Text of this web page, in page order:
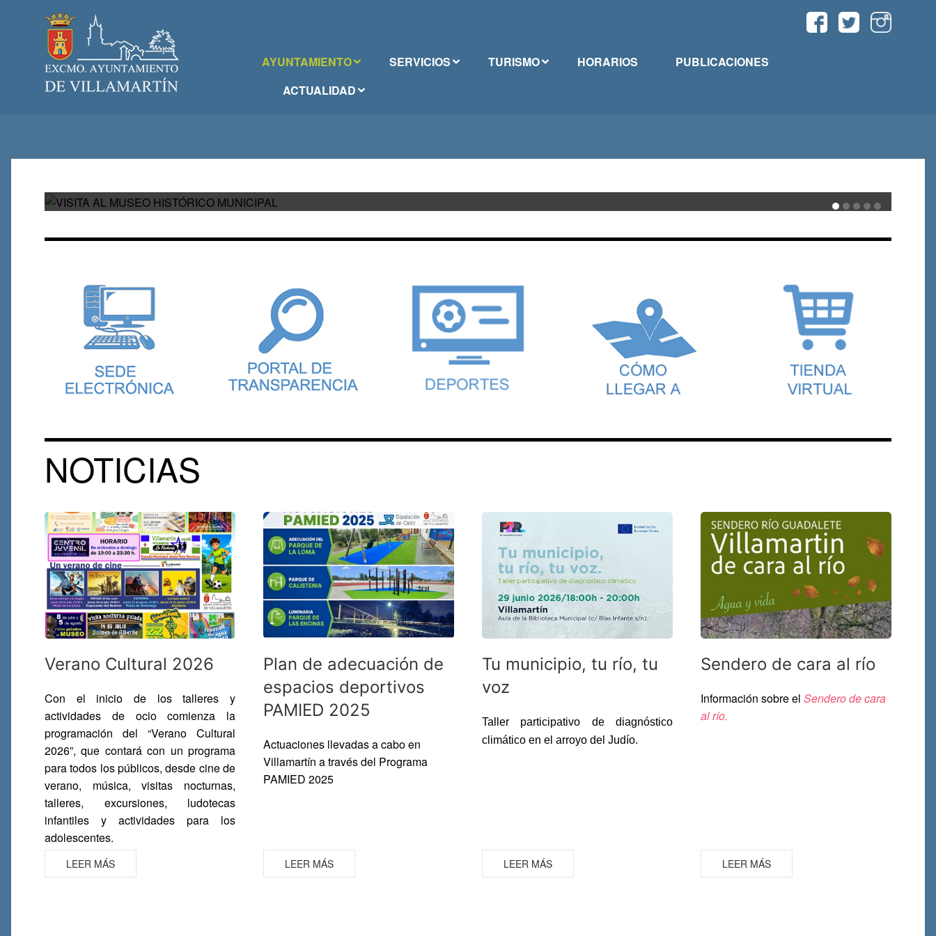
AYUNTAMIENTO SERVICIOS TURISMO HORARIOS
PUBLICACIONES
ACTUALIDAD
NOTICIAS
Verano Cultural 2026
Con el inicio de los talleres y
actividades de ocio comienza la
programación del “Verano Cultural
2026”, que contará con un programa
para todos los públicos, desde cine de
verano, música, visitas nocturnas,
talleres, excursiones, ludotecas
infantiles y actividades para los
adolescentes.
LEER MÁS
Plan de adecuación de
espacios deportivos
PAMIED 2025
Actuaciones llevadas a cabo en
Villamartín a través del Programa
PAMIED 2025
LEER MÁS
Tu municipio, tu río, tu
voz
Taller participativo de diagnóstico
climático en el arroyo del Judío.
LEER MÁS
Sendero de cara al río
Información sobre el Sendero de cara
al río.
LEER MÁS